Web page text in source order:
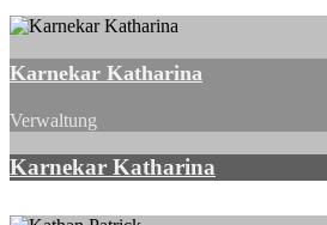
Karnekar Katharina
Verwaltung
Karnekar Katharina